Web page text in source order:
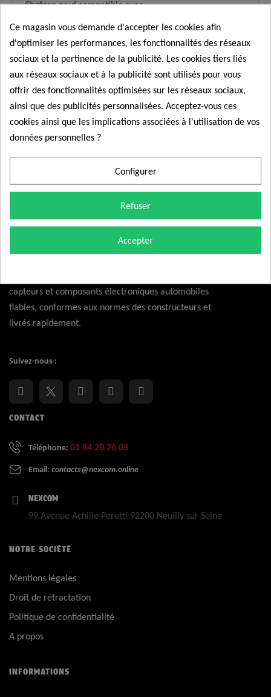
photos.
Capteur neuf compatible avec :
HONDA : 80450S7S003
HONDA : 80450SFE003
Commander
capteurs et composants électroniques automobiles
fiables, conformes aux normes des constructeurs et
livrés rapidement.
Suivez-nous :
CONTACT
Téléphone: 01 84 20 26 03
Email: contacts@nexcom.online
NEXCOM
99 Avenue Achille Peretti 92200 Neuilly sur Seine
NOTRE SOCIÉTÉ
Mentions légales
Droit de rétractation
Politique de confidentialité
A propos
INFORMATIONS
Ce magasin vous demande d'accepter les cookies afin
d'optimiser les performances, les fonctionnalités des réseaux
sociaux et la pertinence de la publicité. Les cookies tiers liés
aux réseaux sociaux et à la publicité sont utilisés pour vous
offrir des fonctionnalités optimisées sur les réseaux sociaux,
ainsi que des publicités personnalisées. Acceptez-vous ces
cookies ainsi que les implications associées à l'utilisation de vos
données personnelles ?
Configurer
Refuser
Accepter